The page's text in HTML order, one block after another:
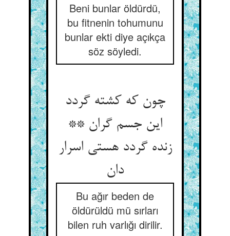
Beni bunlar öldürdü,
bu fitnenin tohumunu
bunlar ekti diye açıkça
söz söyledi.
چون که کشته گردد
این جسم گران **
زنده گردد هستی اسرار
دان‏
Bu ağır beden de
öldürüldü mü sırları
bilen ruh varlığı dirilir.